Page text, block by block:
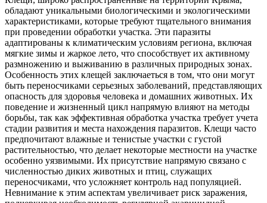
обладают уникальными биологическими и экологическими
характеристиками, которые требуют тщательного внимания
при проведении обработки участка. Эти паразиты
адаптированы к климатическим условиям региона, включая
мягкие зимы и жаркое лето, что способствует их активному
размножению и выживанию в различных природных зонах.
Особенность этих клещей заключаеться в том, что они могут
быть переносчиками серьезных заболеваний, представляющих
опасность для здоровья человека и домашних животных. Их
поведение и жизненный цикл напрямую влияют на методы
борьбы, так как эффективная обработка участка требует учета
стадии развития и места нахождения паразитов. Клещи часто
предпочитают влажные и тенистые участки с густой
растительностью, что делает некоторые местности на участке
особенно уязвимыми. Их присутствие напрямую связано с
численностью диких животных и птиц, служащих
переносчиками, что усложняет контроль над популяцией.
Невнимание к этим аспектам увеличивает риск заражения,